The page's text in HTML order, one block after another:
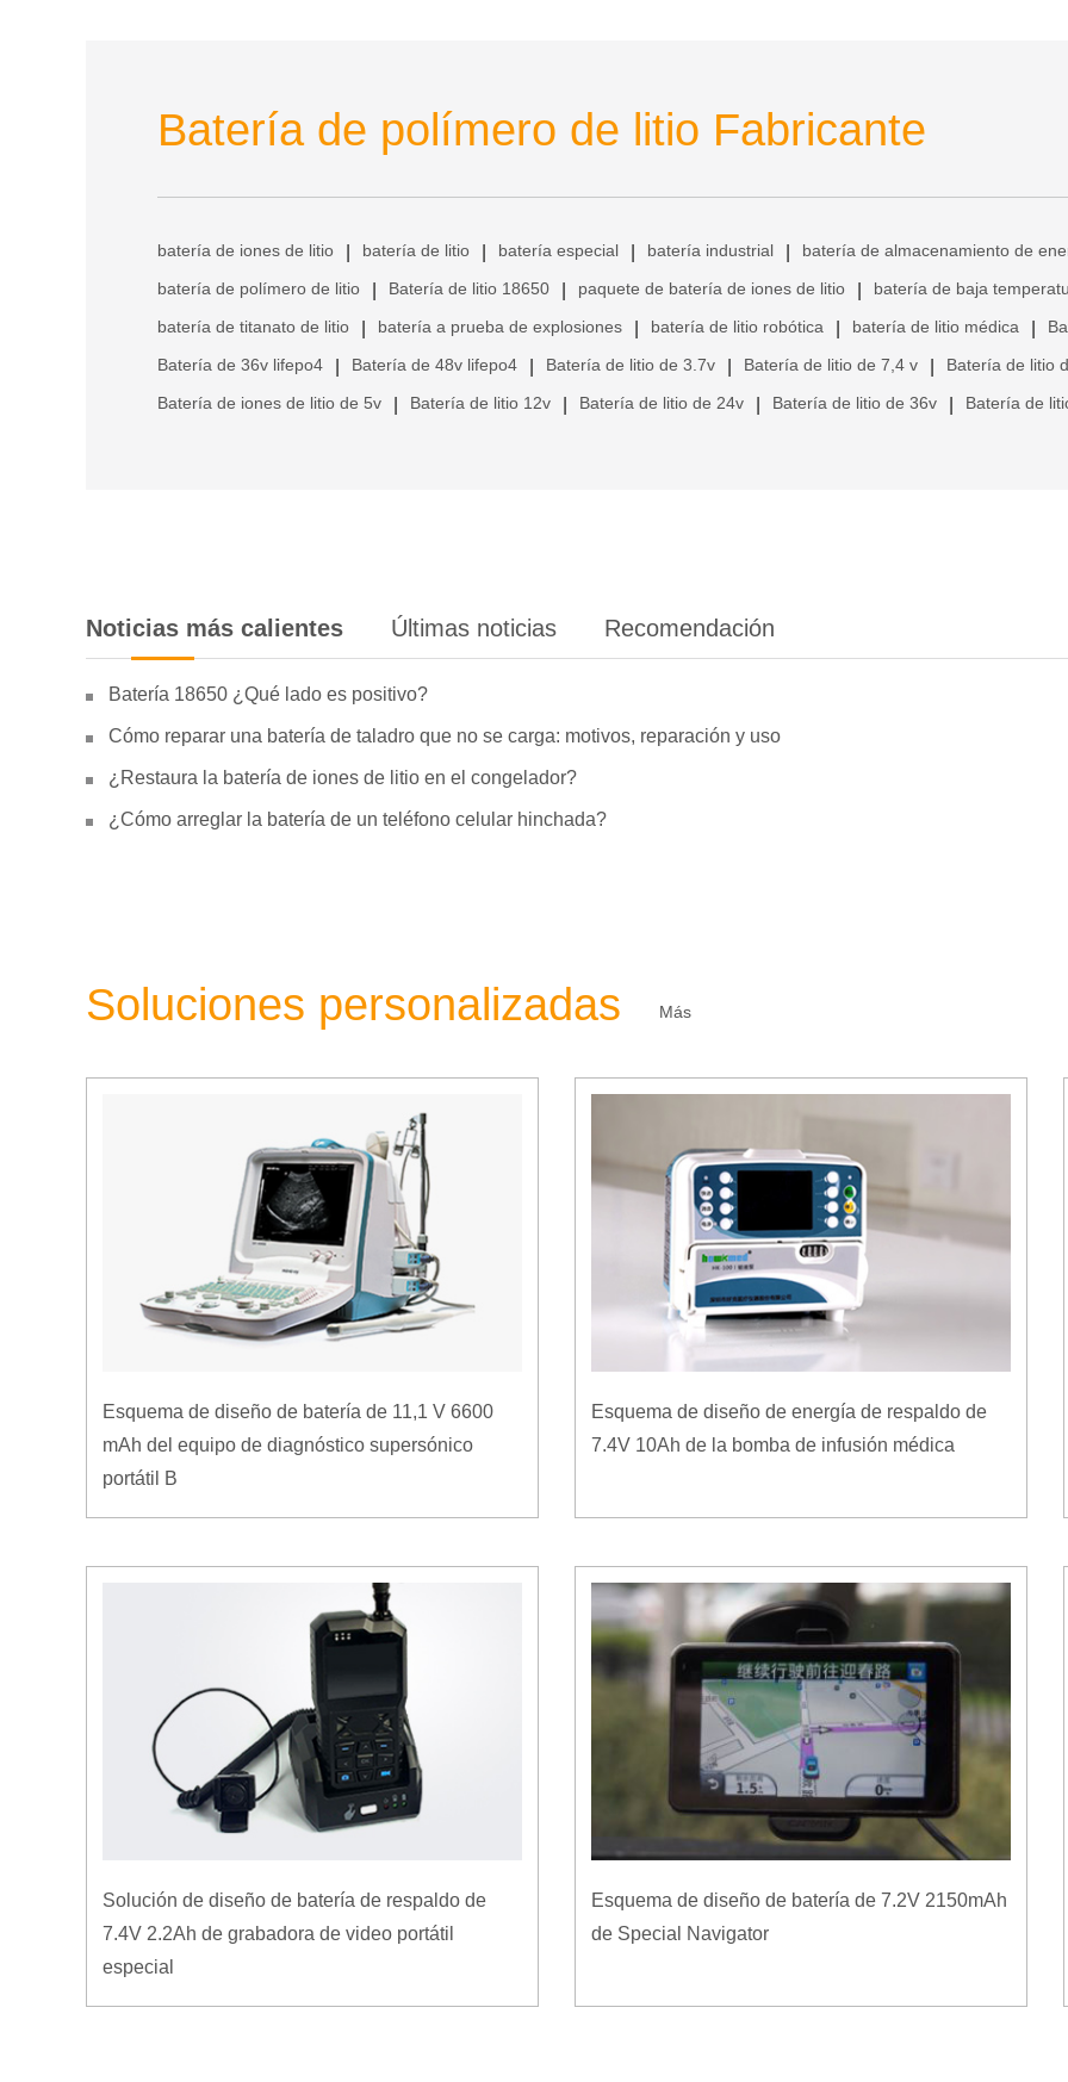
Batería de polímero de litio Fabricante
batería de iones de litio batería de litio batería especial batería industrial batería de almacenamiento de
batería de polímero de litio Batería de litio 18650 paquete de batería de iones de litio batería de baja
batería de titanato de litio batería a prueba de explosiones batería de litio robótica batería de litio médica
Batería de 36v lifepo4 Batería de 48v lifepo4 Batería de litio de 3.7v Batería de litio de 7,4 v Batería de litio
Batería de iones de litio de 5v Batería de litio 12v Batería de litio de 24v Batería de litio de 36v Batería de
Noticias más calientes Últimas noticias Recomendación
Batería 18650 ¿Qué lado es positivo?
Cómo reparar una batería de taladro que no se carga: motivos, reparación y uso
¿Restaura la batería de iones de litio en el congelador?
¿Cómo arreglar la batería de un teléfono celular hinchada?
Soluciones personalizadas Más
Esquema de diseño de batería de 11,1 V 6600
mAh del equipo de diagnóstico supersónico
portátil B
Esquema de diseño de energía de respaldo de
7.4V 10Ah de la bomba de infusión médica
Solución de diseño de batería de respaldo de
7.4V 2.2Ah de grabadora de video portátil
especial
Esquema de diseño de batería de 7.2V 2150mAh
de Special Navigator